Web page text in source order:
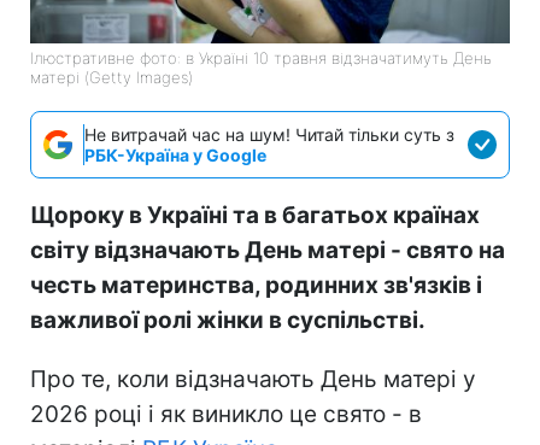
Ілюстративне фото: в Україні 10 травня відзначатимуть День
матері (Getty Images)
Не витрачай час на шум! Читай тільки суть з
РБК-Україна у Google
Щороку в Україні та в багатьох країнах
світу відзначають День матері - свято на
честь материнства, родинних зв'язків і
важливої ролі жінки в суспільстві.
Про те, коли відзначають День матері у
2026 році і як виникло це свято - в